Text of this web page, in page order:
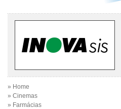
» Home
» Cinemas
» Farmácias